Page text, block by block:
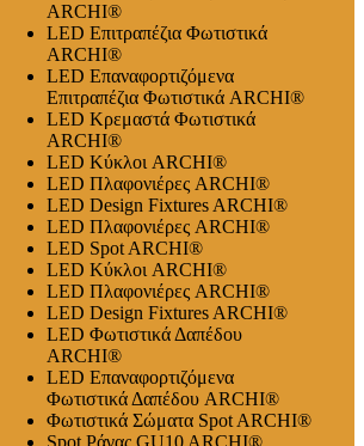
ARCHI®
LED Επιτραπέζια Φωτιστικά
ARCHI®
LED Επαναφορτιζόμενα
Επιτραπέζια Φωτιστικά ARCHI®
LED Κρεμαστά Φωτιστικά
ARCHI®
LED Κύκλοι ARCHI®
LED Πλαφονιέρες ARCHI®
LED Design Fixtures ARCHI®
LED Πλαφονιέρες ARCHI®
LED Spot ARCHI®
LED Κύκλοι ARCHI®
LED Πλαφονιέρες ARCHI®
LED Design Fixtures ARCHI®
LED Φωτιστικά Δαπέδου
ARCHI®
LED Επαναφορτιζόμενα
Φωτιστικά Δαπέδου ARCHI®
Φωτιστικά Σώματα Spot ARCHI®